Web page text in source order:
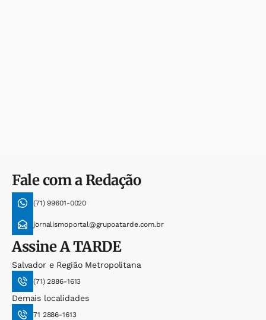
Fale com a Redação
(71) 99601-0020
jornalismoportal@grupoatarde.com.br
AssineA TARDE
Salvador e Região Metropolitana
(71) 2886-1613
Demais localidades
71 2886-1613